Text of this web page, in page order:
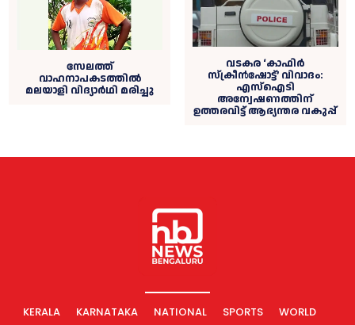
സേലത്ത്
വാഹനാപകടത്തില്‍
മലയാളി വിദ്യാര്‍ഥി മരിച്ചു
വടകര ‘കാഫിർ
സ്ക്രീൻഷോട്ട്’ വിവാദം:
എസ്ഐടി
അന്വേഷണത്തിന്
ഉത്തരവിട്ട് ആഭ്യന്തര വകുപ്പ്
KERALA KARNATAKA NATIONAL SPORTS
WORLD